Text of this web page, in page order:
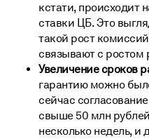
кстати, происходит
ставки ЦБ. Это
такой рост
связывают с ростом
Увеличение сроков
гарантию можно
сейчас
свыше 50 млн
несколько недель, и